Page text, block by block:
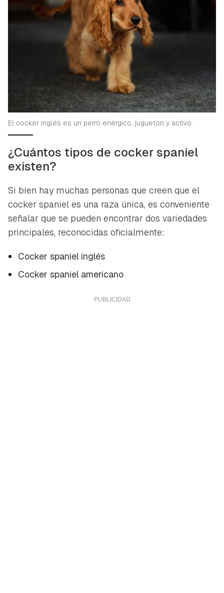
El cocker inglés es un perro enérgico, juguetón y activo.
¿Cuántos tipos de cocker spaniel
existen?
Si bien hay muchas personas que creen que el
cocker spaniel es una raza única, es conveniente
señalar que se pueden encontrar dos variedades
principales, reconocidas oficialmente:
Cocker spaniel inglés
Cocker spaniel americano